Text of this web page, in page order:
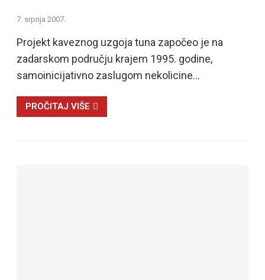
7. srpnja 2007.
Projekt kaveznog uzgoja tuna započeo je na
zadarskom području krajem 1995. godine,
samoinicijativno zaslugom nekolicine…
PROČITAJ VIŠE